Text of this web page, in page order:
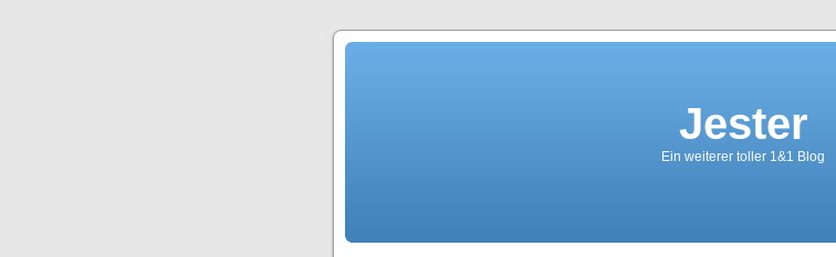
Jester
Ein weiterer toller 1&1 Blog